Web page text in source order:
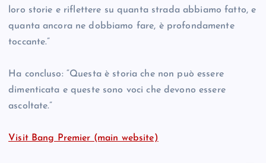
loro storie e riflettere su quanta strada abbiamo fatto, e
quanta ancora ne dobbiamo fare, è profondamente
toccante.”
Ha concluso: “Questa è storia che non può essere
dimenticata e queste sono voci che devono essere
ascoltate.”
Visit Bang Premier (main website)